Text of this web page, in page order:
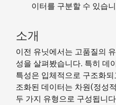
이터를 구분할 수 있습
소개
이전 유닛에서는 고품질의
성을 살펴봤습니다. 특히 데
특성은 입체적으로 구조화
조화된 데이터는 차원(정성
두 가지 유형으로 구성됩니